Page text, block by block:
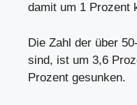
damit um 1 Prozent
Die Zahl der über
sind, ist um 3,6
Prozent gesunken.